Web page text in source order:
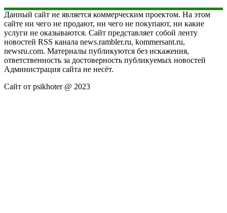
Данный сайт не является коммерческим проектом. На этом
сайте ни чего не продают, ни чего не покупают, ни какие
услуги не оказываются. Сайт представляет собой ленту
новостей RSS канала news.rambler.ru, kommersant.ru,
newsru.com. Материалы публикуются без искажения,
ответственность за достоверность публикуемых новостей
Администрация сайта не несёт.
Сайт от psikhoter @ 2023